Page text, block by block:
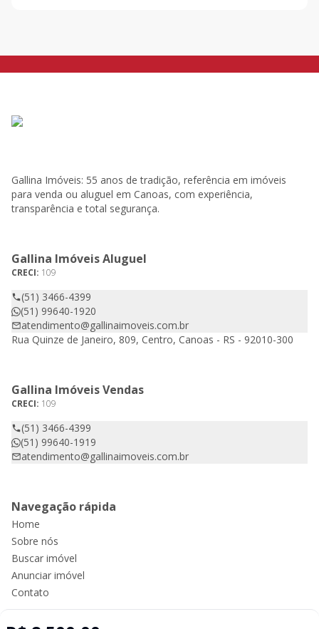
Gallina Imóveis: 55 anos de tradição, referência em imóveis
para venda ou aluguel em Canoas, com experiência,
transparência e total segurança.
Gallina Imóveis Aluguel
CRECI: 109
(51) 3466-4399
(51) 99640-1920
atendimento@gallinaimoveis.com.br
Rua Quinze de Janeiro, 809, Centro, Canoas - RS - 92010-300
Gallina Imóveis Vendas
CRECI: 109
(51) 3466-4399
(51) 99640-1919
atendimento@gallinaimoveis.com.br
Navegação rápida
Home
Sobre nós
Buscar imóvel
Anunciar imóvel
Contato